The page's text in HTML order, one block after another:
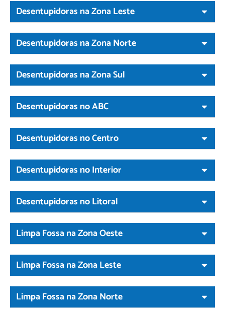
Desentupidoras na Zona Leste
Desentupidoras na Zona Norte
Desentupidoras na Zona Sul
Desentupidoras no ABC
Desentupidoras no Centro
Desentupidoras no Interior
Desentupidoras no Litoral
Limpa Fossa na Zona Oeste
Limpa Fossa na Zona Leste
Limpa Fossa na Zona Norte